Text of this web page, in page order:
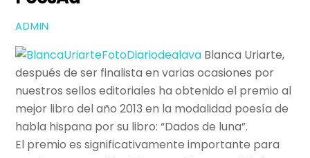
ADMIN
Blanca Uriarte,
después de ser finalista en varias ocasiones por
nuestros sellos editoriales ha obtenido el premio al
mejor libro del año 2013 en la modalidad poesía de
habla hispana por su libro: “Dados de luna”.
El premio es significativamente importante para